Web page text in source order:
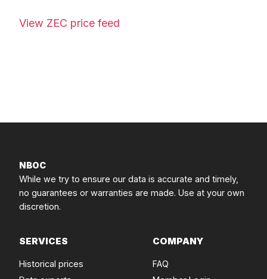
View ZEC price feed
NBOC
While we try to ensure our data is accurate and timely,
no guarantees or warranties are made. Use at your own
discretion.
SERVICES
Historical prices
COMPANY
FAQ